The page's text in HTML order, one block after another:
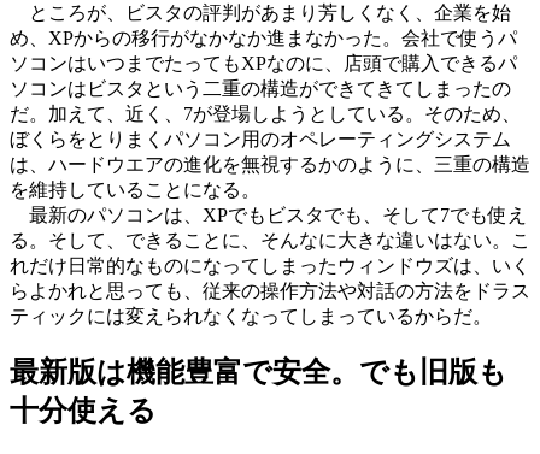
ところが、ビスタの評判があまり芳しくなく、企業を始
め、XPからの移行がなかなか進まなかった。会社で使うパ
ソコンはいつまでたってもXPなのに、店頭で購入できるパ
ソコンはビスタという二重の構造ができてきてしまったの
だ。加えて、近く、7が登場しようとしている。そのため、
ぼくらをとりまくパソコン用のオペレーティングシステム
は、ハードウエアの進化を無視するかのように、三重の構造
を維持していることになる。
最新のパソコンは、XPでもビスタでも、そして7でも使え
る。そして、できることに、そんなに大きな違いはない。こ
れだけ日常的なものになってしまったウィンドウズは、いく
らよかれと思っても、従来の操作方法や対話の方法をドラス
ティックには変えられなくなってしまっているからだ。
最新版は機能豊富で安全。でも旧版も
十分使える